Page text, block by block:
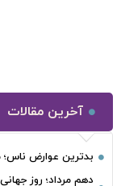
آخرین مقالات
بدترین عوارض ناس؛
دهم مرداد؛ روز جهانی